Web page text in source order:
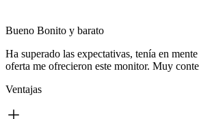
Bueno Bonito y barato
Ha superado las expectativas, tenía en
oferta me ofrecieron este monitor. Muy
Ventajas